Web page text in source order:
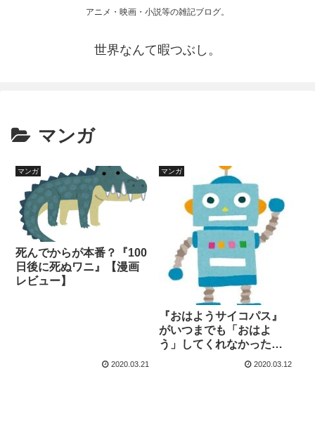
アニメ・映画・小説等の雑記ブログ。
世界なんて暇つぶし。
マンガ
マンガ
死んでからが本番？『100
日後に死ぬワニ』【漫画
レビュー】
2020.03.21
マンガ
『おはようサイコパス』
がいつまでも「おはよ
う」してくれなかった件
【漫画レビュー】
2020.03.12